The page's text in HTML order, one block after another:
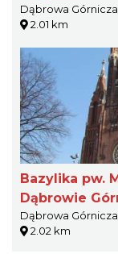
Dąbrowa Górnicza
2.01 km
Bazylika pw.
Dąbrowie
Dąbrowa Górnicza
2.02 km